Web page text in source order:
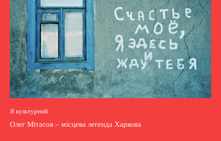
Я культурний
Олег Мітасов – місцева легенда Харкова